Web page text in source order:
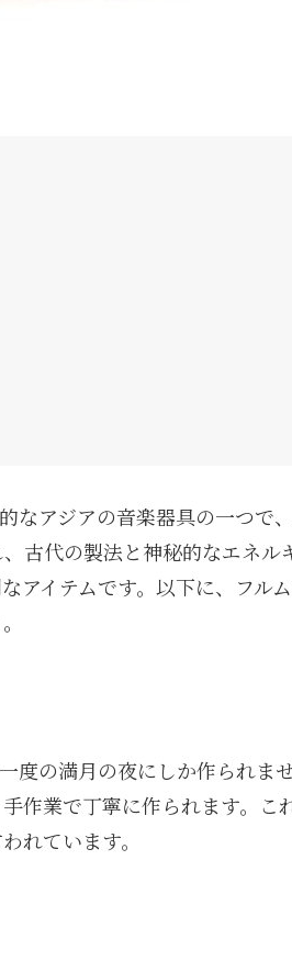
なアジアの音楽器具の一つで
古代の製法と神秘的なエネル
アイテムです。以下に、フル
度の満月の夜にしか作られま
作業で丁寧に作られます。こ
れています。